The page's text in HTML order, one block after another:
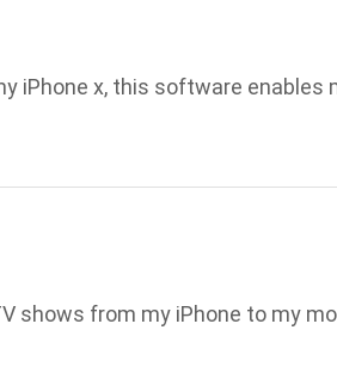
iPhone x, this software enables
shows from my iPhone to my